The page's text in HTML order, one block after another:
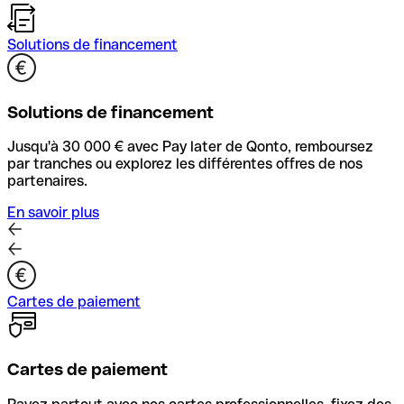
Solutions de financement
Solutions de financement
Jusqu'à 30 000 € avec Pay later de Qonto, remboursez
par tranches ou explorez les différentes offres de nos
partenaires.
En savoir plus
Cartes de paiement
Cartes de paiement